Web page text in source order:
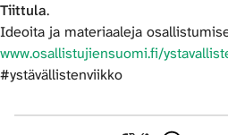
Tiittula.
Ideoita ja materiaaleja
www.osallistujiensuomi.fi/
#ystävällistenviikko